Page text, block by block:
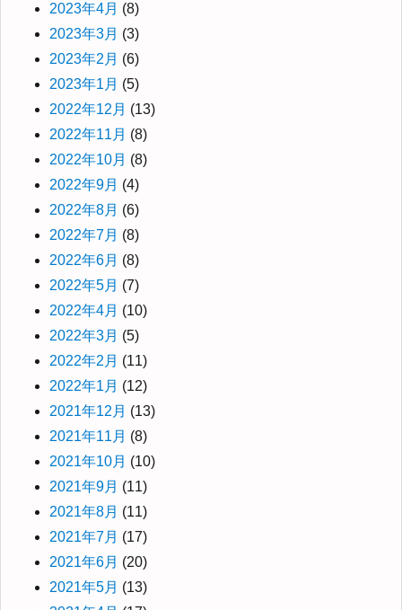
2023年4月 (8)
2023年3月 (3)
2023年2月 (6)
2023年1月 (5)
2022年12月 (13)
2022年11月 (8)
2022年10月 (8)
2022年9月 (4)
2022年8月 (6)
2022年7月 (8)
2022年6月 (8)
2022年5月 (7)
2022年4月 (10)
2022年3月 (5)
2022年2月 (11)
2022年1月 (12)
2021年12月 (13)
2021年11月 (8)
2021年10月 (10)
2021年9月 (11)
2021年8月 (11)
2021年7月 (17)
2021年6月 (20)
2021年5月 (13)